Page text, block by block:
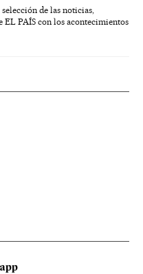
de las noticias,
EL PAÍS con los acontecimientos